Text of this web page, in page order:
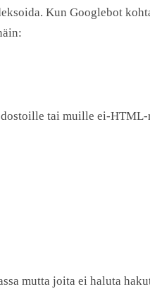
Kun Googlebot
tai muille ei-
mutta joita ei haluta